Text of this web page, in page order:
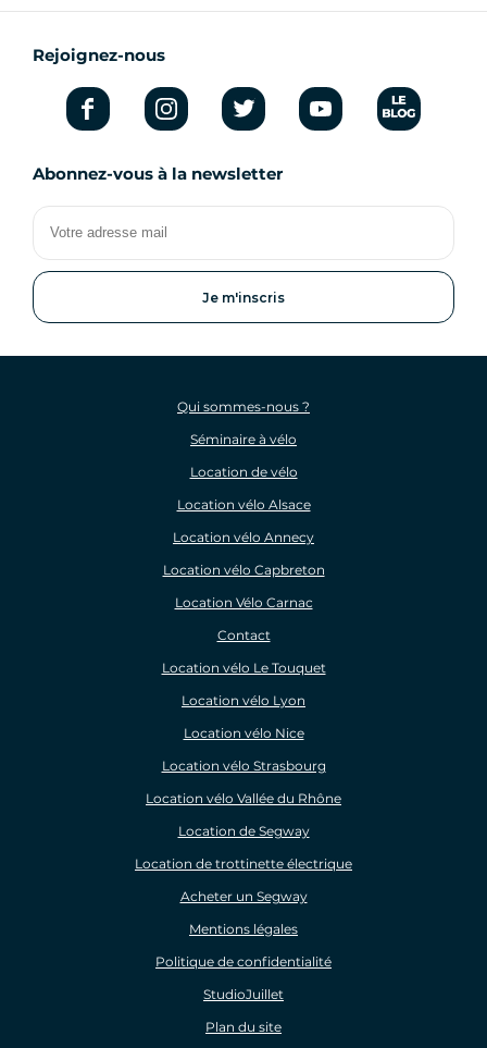
Rejoignez-nous
Abonnez-vous à la newsletter
Votre
adresse
mail
Qui sommes-nous ?
Séminaire à vélo
Location de vélo
Location vélo Alsace
Location vélo Annecy
Location vélo Capbreton
Location Vélo Carnac
Contact
Location vélo Le Touquet
Location vélo Lyon
Location vélo Nice
Location vélo Strasbourg
Location vélo Vallée du Rhône
Location de Segway
Location de trottinette électrique
Acheter un Segway
Mentions légales
Politique de confidentialité
StudioJuillet
Plan du site